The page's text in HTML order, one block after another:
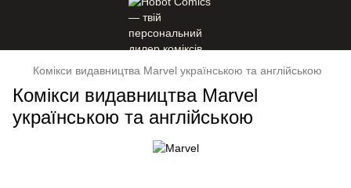
Комікси видавництва Marvel українською та англійською
Комікси видавництва Marvel
українською та англійською